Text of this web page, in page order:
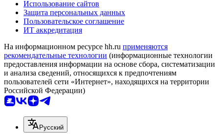
Использование сайтов
Защита персональных данных
Пользовательское соглашение
ИТ аккредитация
На информационном ресурсе hh.ru применяются
рекомендательные технологии (информационные технологии
предоставления информации на основе сбора, систематизации
и анализа сведений, относящихся к предпочтениям
пользователей сети «Интернет», находящихся на территории
Российской Федерации)
Русский